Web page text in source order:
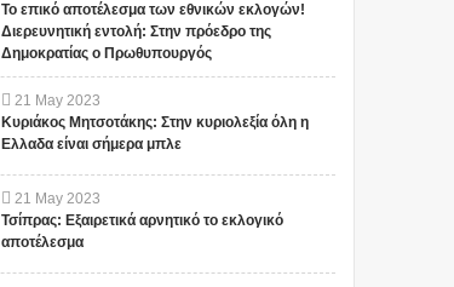
Το επικό αποτέλεσμα των εθνικών εκλογών!
Διερευνητική εντολή: Στην πρόεδρο της
Δημοκρατίας ο Πρωθυπουργός
21 May 2023
Κυριάκος Μητσοτάκης: Στην κυριολεξία όλη η
Ελλαδα είναι σήμερα μπλε
21 May 2023
Τσίπρας: Εξαιρετικά αρνητικό το εκλογικό
αποτέλεσμα